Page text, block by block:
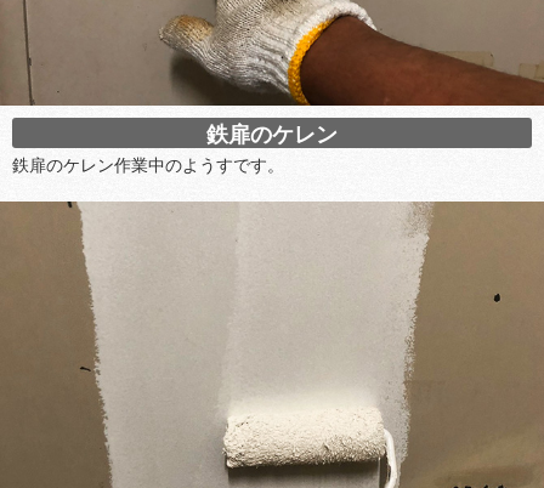
鉄扉のケレン
鉄扉のケレン作業中のようすです。